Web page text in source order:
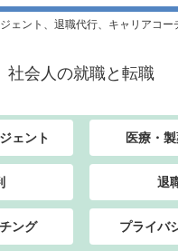
ェント、退職代行、キャリアコー
社会人の就職と転職
ェント 医療・
退
ング プライバ